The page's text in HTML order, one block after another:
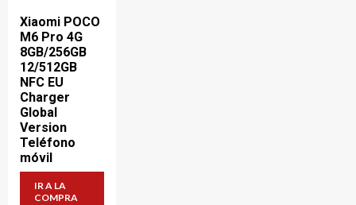
Xiaomi POCO
M6 Pro 4G
8GB/256GB
12/512GB
NFC EU
Charger
Global
Version
Teléfono
móvil
IR A LA
COMPRA